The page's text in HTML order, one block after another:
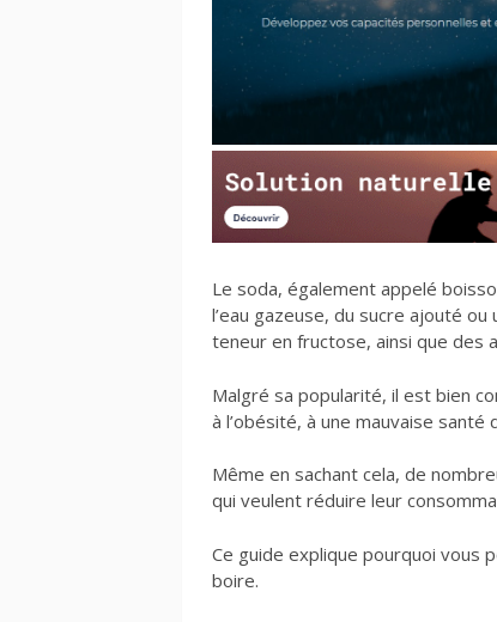
Le soda, également appelé
l’eau gazeuse, du sucre ajouté
teneur en fructose, ainsi que des
Malgré sa popularité, il est bien
à l’obésité, à une mauvaise
Même en sachant cela, de
qui veulent réduire leur
Ce guide explique pourquoi vous
boire.